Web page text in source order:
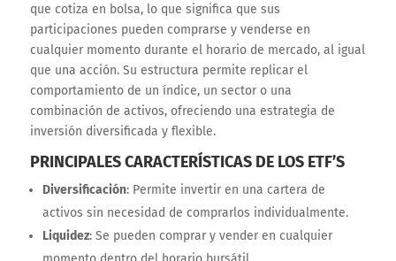
que cotiza en bolsa, lo que significa que sus
participaciones pueden comprarse y venderse en
cualquier momento durante el horario de mercado, al igual
que una acción. Su estructura permite replicar el
comportamiento de un índice, un sector o una
combinación de activos, ofreciendo una estrategia de
inversión diversificada y flexible.
PRINCIPALES CARACTERÍSTICAS DE LOS ETF’S
Diversificación: Permite invertir en una cartera de
activos sin necesidad de comprarlos individualmente.
Liquidez: Se pueden comprar y vender en cualquier